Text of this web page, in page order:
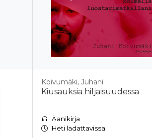
Koivumäki, Juhani
Kiusauksia hiljaisuudessa
Äänikirja
Heti ladattavissa